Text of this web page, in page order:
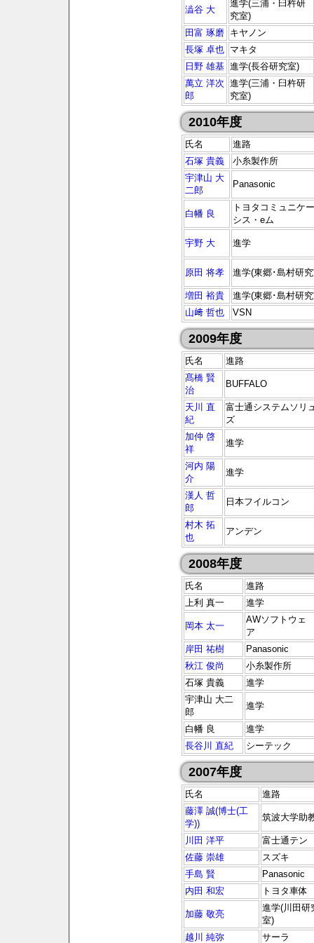
澁谷 大
進学(三浦・臼杵研
究室)
田富 琢磨 キヤノン
長塚 卓也 マキタ
日野 雄基 進学(長谷研究室)
萬立 洋次
郎
進学(三浦・臼杵研
究室)
2010年度
氏名
進路
石塚 貴義
小糸製作所
宇津山 大
二郎
Panasonic
白幡 良
トヨタコミュニケ
シス・eム
宇野 大 進学
原田 将孝 進学(東郷･島村研
増田 裕貴
進学(東郷･島村研
山﨑 哲也
VSN
2009年度
氏名
進路
髙橋 賢
治
BUFFALO
天川 直
紀
富士通システムソリ
ズ
加仲 啓
祥
進学
河内 陽
介
進学
漢人 哲
郎
日本フイルコン
村木 拓
也
アンデン
2008年度
氏名
進路
上利 真一
進学
岡本 太一
AWソフトウェ
ア
岸田 祐樹
Panasonic
秋江 俊尚
小糸製作所
石塚 貴義
進学
宇津山 大二
郎
進学
白幡 良
進学
長谷川 直紀
シーテック
2007年度
氏名
進路
藤澤 誠(博士(工
学))
筑波大学助
川田 洋平
富士通テン
佐藤 崇雄
スズキ
手島 賢
Panasonic
内田 和宏
トヨタ車体
加藤 敬亮
進学(川田研
室)
越川 純弥
サーラ